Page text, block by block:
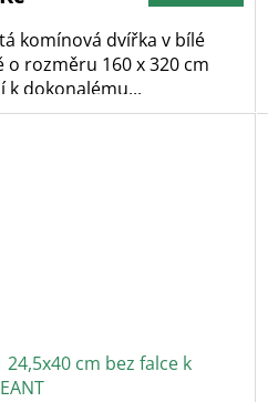
komínová dvířka v bílé
o rozměru 160 x 320 cm
k dokonalému...
24,5x40 cm bez falce k